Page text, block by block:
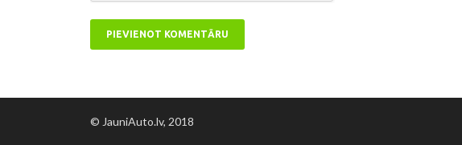
© JauniAuto.lv, 2018